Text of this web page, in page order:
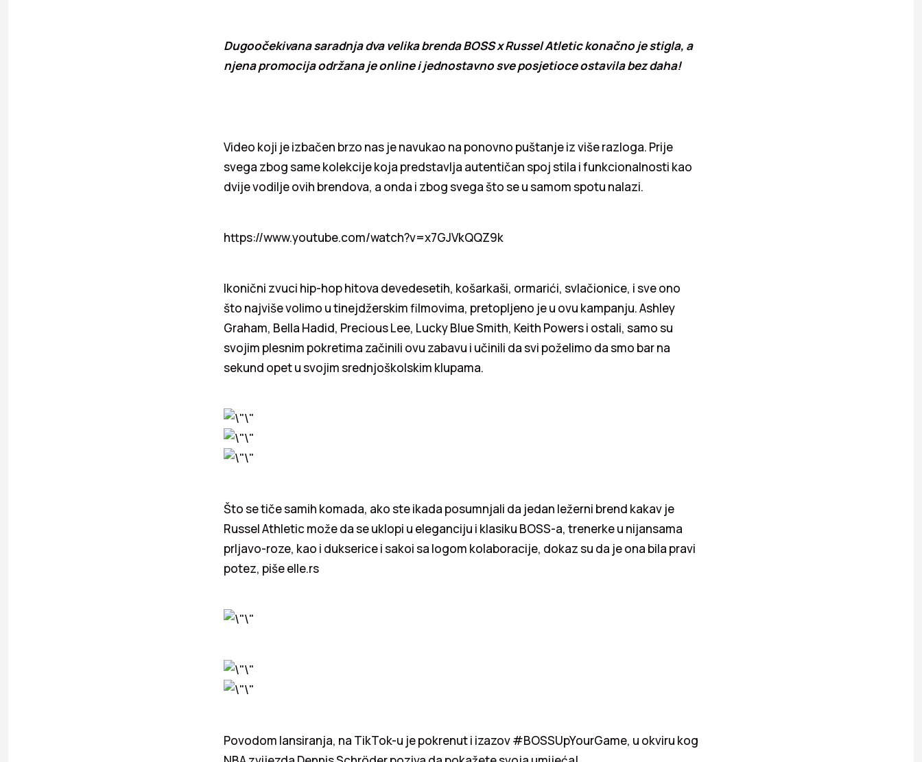
Dugoočekivana saradnja dva velika brenda BOSS x Russel Atletic konačno je stigla, a
njena promocija održana je online i jednostavno sve posjetioce ostavila bez daha!
Video koji je izbačen brzo nas je navukao na ponovno puštanje iz više razloga. Prije
svega zbog same kolekcije koja predstavlja autentičan spoj stila i funkcionalnosti kao
dvije vodilje ovih brendova, a onda i zbog svega što se u samom spotu nalazi.
https://www.youtube.com/watch?v=x7GJVkQQZ9k
Ikonični zvuci hip-hop hitova devedesetih, košarkaši, ormarići, svlačionice, i sve ono
što najviše volimo u tinejdžerskim filmovima, pretopljeno je u ovu kampanju. Ashley
Graham, Bella Hadid, Precious Lee, Lucky Blue Smith, Keith Powers i ostali, samo su
svojim plesnim pokretima začinili ovu zabavu i učinili da svi poželimo da smo bar na
sekund opet u svojim srednjoškolskim klupama.
Što se tiče samih komada, ako ste ikada posumnjali da jedan ležerni brend kakav je
Russel Athletic može da se uklopi u eleganciju i klasiku BOSS-a, trenerke u nijansama
prljavo-roze, kao i dukserice i sakoi sa logom kolaboracije, dokaz su da je ona bila pravi
potez, piše elle.rs
Povodom lansiranja, na TikTok-u je pokrenut i izazov #BOSSUpYourGame, u okviru kog